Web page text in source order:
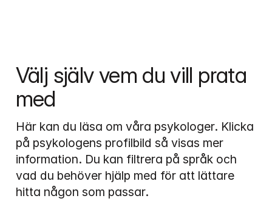
Välj själv vem du vill prata
med
Här kan du läsa om våra psykologer. Klicka
på psykologens profilbild så visas mer
information. Du kan filtrera på språk och
vad du behöver hjälp med för att lättare
hitta någon som passar.